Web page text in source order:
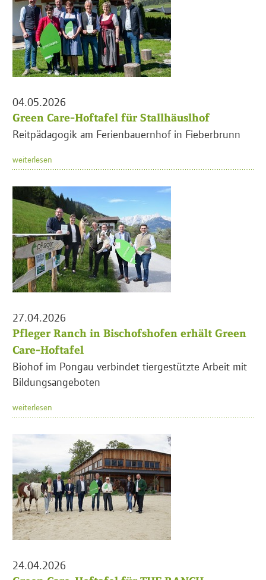
04.05.2026
Green Care-Hoftafel für Stallhäuslhof
Reitpädagogik am Ferienbauernhof in Fieberbrunn
weiterlesen
27.04.2026
Pfleger Ranch in Bischofshofen erhält Green
Care-Hoftafel
Biohof im Pongau verbindet tiergestützte Arbeit mit
Bildungsangeboten
weiterlesen
24.04.2026